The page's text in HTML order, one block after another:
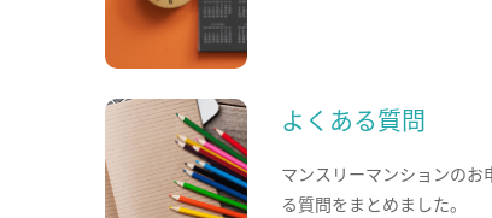
よくある質問
マンスリーマンションの
る質問をまとめました。